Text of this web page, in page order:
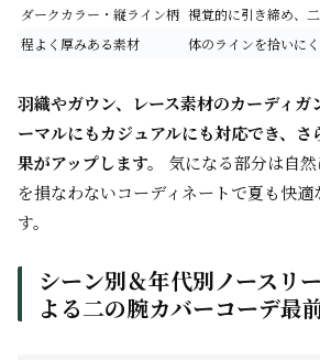
ダークカラー・縦ライン柄 視覚的に引き締め、
程よく厚みある素材
体のラインを拾いに
羽織やガウン、レース素材のカーディガ
ーマルにもカジュアルにも対応でき、
果がアップします。
気になる部分は自
を損なわないコーディネートで夏も快適
す。
シーン別＆年代別ノースリ
よる二の腕カバーコーデ最